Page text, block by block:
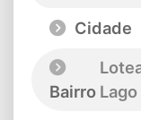
Cidade
Bairro